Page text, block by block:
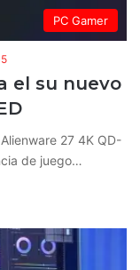
PC Gamer
el su nuevo
27 4K QD-
de juego…